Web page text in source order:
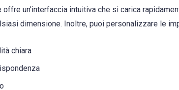
un'interfaccia intuitiva che si carica
dimensione. Inoltre, puoi personalizzare le
chiara